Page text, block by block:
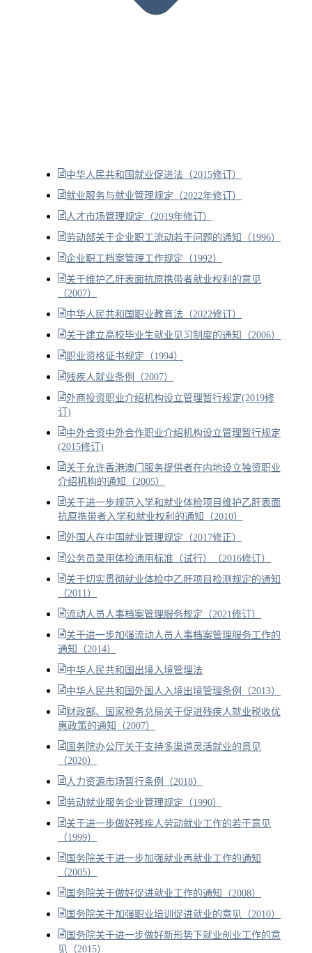
中华人民共和国就业促进法（2015修订）
就业服务与就业管理规定（2022年修订）
人才市场管理规定（2019年修订）
劳动部关于企业职工流动若干问题的通知（1996）
企业职工档案管理工作规定（1992）
关于维护乙肝表面抗原携带者就业权利的意见
（2007）
中华人民共和国职业教育法（2022修订）
关于建立高校毕业生就业见习制度的通知（2006）
职业资格证书规定（1994）
残疾人就业条例（2007）
外商投资职业介绍机构设立管理暂行规定(2019修
订)
中外合资中外合作职业介绍机构设立管理暂行规定
(2015修订)
关于允许香港澳门服务提供者在内地设立独资职业
介绍机构的通知（2005）
关于进一步规范入学和就业体检项目维护乙肝表面
抗原携带者入学和就业权利的通知（2010）
外国人在中国就业管理规定（2017修正）
公务员录用体检通用标准（试行）（2016修订）
关于切实贯彻就业体检中乙肝项目检测规定的通知
（2011）
流动人员人事档案管理服务规定（2021修订）
关于进一步加强流动人员人事档案管理服务工作的
通知（2014）
中华人民共和国出境入境管理法
中华人民共和国外国人入境出境管理条例（2013）
财政部、国家税务总局关于促进残疾人就业税收优
惠政策的通知（2007）
国务院办公厅关于支持多渠道灵活就业的意见
（2020）
人力资源市场暂行条例（2018）
劳动就业服务企业管理规定（1990）
关于进一步做好残疾人劳动就业工作的若干意见
（1999）
国务院关于进一步加强就业再就业工作的通知
（2005）
国务院关于做好促进就业工作的通知（2008）
国务院关于加强职业培训促进就业的意见（2010）
国务院关于进一步做好新形势下就业创业工作的意
见（2015）